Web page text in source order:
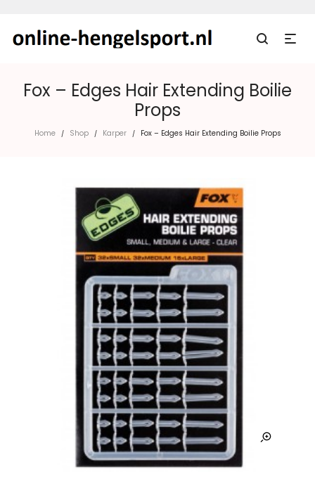
Fox – Edges Hair Extending Boilie
Props
Home / Shop / Karper / Fox – Edges Hair Extending Boilie Props